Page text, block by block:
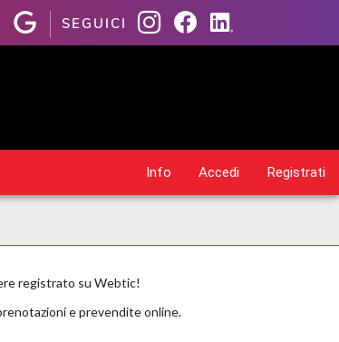
SEGUICI